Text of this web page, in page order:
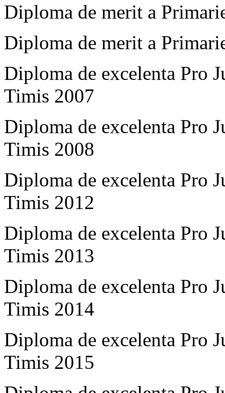
Diploma de merit a
Diploma de merit a
Diploma de excelenta Pro
Timis 2007
Diploma de excelenta Pro
Timis 2008
Diploma de excelenta Pro
Timis 2012
Diploma de excelenta Pro
Timis 2013
Diploma de excelenta Pro
Timis 2014
Diploma de excelenta Pro
Timis 2015